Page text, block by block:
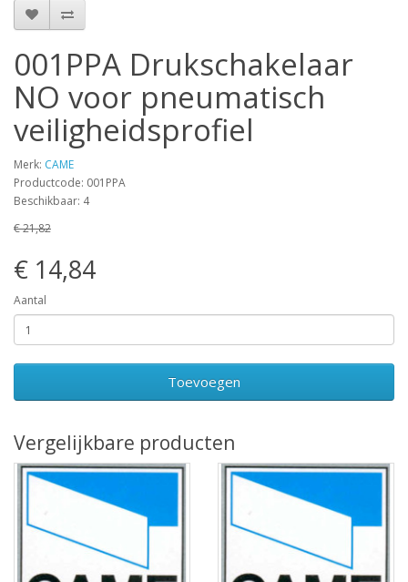
001PPA Drukschakelaar
NO voor pneumatisch
veiligheidsprofiel
Merk: CAME
Productcode: 001PPA
Beschikbaar: 4
€ 21,82
€ 14,84
Aantal
Toevoegen
Vergelijkbare producten